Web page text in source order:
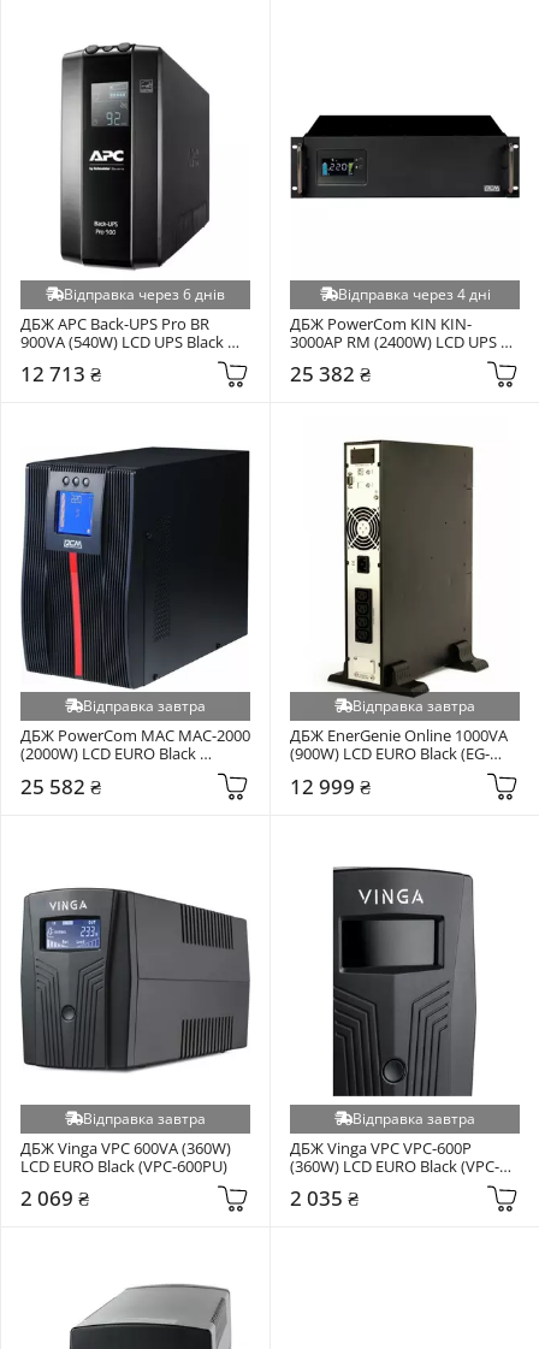
Відправка через 6 днів
ДБЖ APC Back-UPS Pro BR
900VA (540W) LCD UPS Black
12 713 ₴
Відправка через 4 дні
ДБЖ PowerCom KIN KIN-
3000AP RM (2400W) LCD UPS
25 382 ₴
Відправка завтра
ДБЖ PowerCom MAC MAC-2000
(2000W) LCD EURO Black
25 582 ₴
Відправка завтра
ДБЖ EnerGenie Online 1000VA
(900W) LCD EURO Black (EG-
12 999 ₴
Відправка завтра
ДБЖ Vinga VPC 600VA (360W)
LCD EURO Black (VPC-600PU)
2 069 ₴
Відправка завтра
ДБЖ Vinga VPC VPC-600P
(360W) LCD EURO Black (VPC-
2 035 ₴